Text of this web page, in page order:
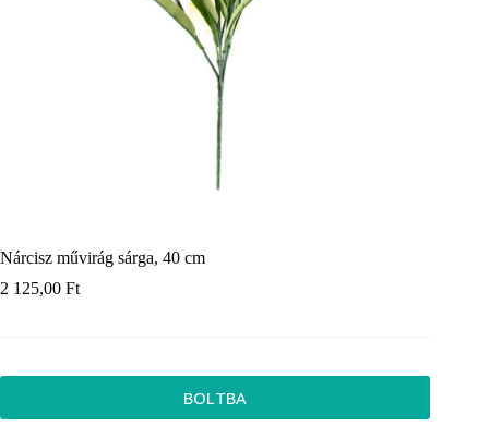
Nárcisz művirág sárga, 40 cm
2 125,00 Ft
BOLTBA